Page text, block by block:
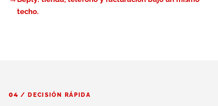
techo.
04 / DECISIÓN RÁPIDA